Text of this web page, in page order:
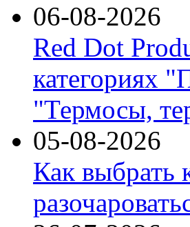
06-08-2026
Red Dot
категориях
"Термосы,
05-08-2026
Как выбрать